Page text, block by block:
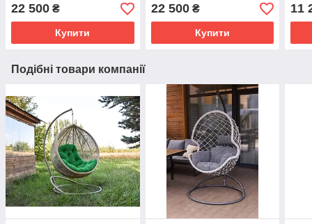
22 500 ₴
Купити
22 500₴
Купити
11
Подібні товари компанії